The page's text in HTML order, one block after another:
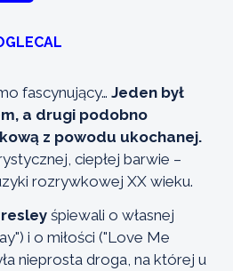
fascynujący… Jeden był
a drugi podobno
z powodu ukochanej.
ciepłej barwie –
rozrywkowej XX wieku.
śpiewali o własnej
i o miłości ("Love Me
nieprosta droga, na której u